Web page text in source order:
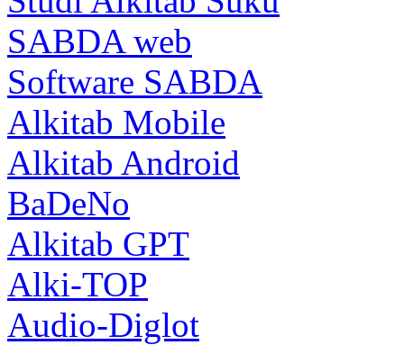
SABDA web
Software SABDA
Alkitab Mobile
Alkitab Android
BaDeNo
Alkitab GPT
Alki-TOP
Audio-Diglot